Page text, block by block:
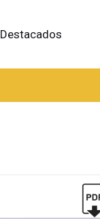
Destacados